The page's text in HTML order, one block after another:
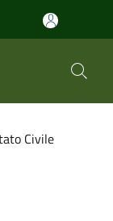
Civile